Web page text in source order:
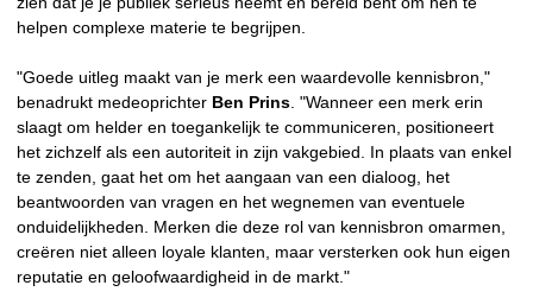
helpen complexe materie te begrijpen.
"Goede uitleg maakt van je merk een waardevolle kennisbron,"
benadrukt medeoprichter Ben Prins . "Wanneer een merk erin
slaagt om helder en toegankelijk te communiceren, positioneert
het zichzelf als een autoriteit in zijn vakgebied. In plaats van enkel
te zenden, gaat het om het aangaan van een dialoog, het
beantwoorden van vragen en het wegnemen van eventuele
onduidelijkheden. Merken die deze rol van kennisbron omarmen,
creëren niet alleen loyale klanten, maar versterken ook hun eigen
reputatie en geloofwaardigheid in de markt."